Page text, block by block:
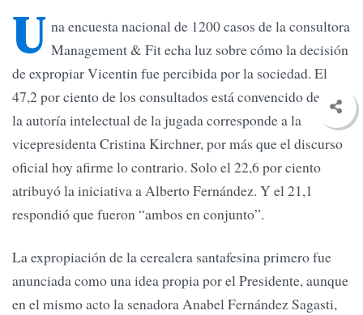
U na encuesta nacional de 1200 casos de la consultora
Management & Fit echa luz sobre cómo la decisión
de expropiar Vicentin fue percibida por la sociedad. El
47,2 por ciento de los consultados está convencido de que
la autoría intelectual de la jugada corresponde a la
vicepresidenta Cristina Kirchner, por más que el discurso
oficial hoy afirme lo contrario. Solo el 22,6 por ciento
atribuyó la iniciativa a Alberto Fernández. Y el 21,1
respondió que fueron “ambos en conjunto”.
La expropiación de la cerealera santafesina primero fue
anunciada como una idea propia por el Presidente, aunque
en el mismo acto la senadora Anabel Fernández Sagasti,